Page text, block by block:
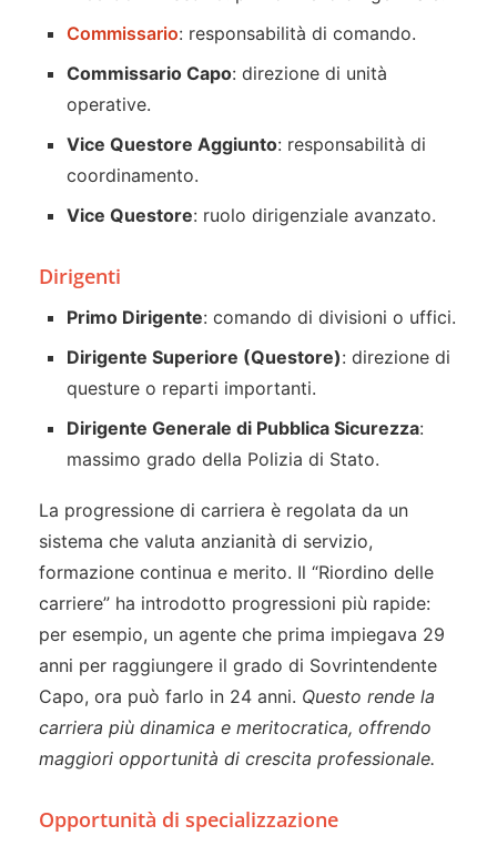
Commissario: responsabilità di comando.
Commissario Capo: direzione di unità
operative.
Vice Questore Aggiunto: responsabilità di
coordinamento.
Vice Questore: ruolo dirigenziale avanzato.
Dirigenti
Primo Dirigente: comando di divisioni o uffici.
Dirigente Superiore (Questore): direzione di
questure o reparti importanti.
Dirigente Generale di Pubblica Sicurezza:
massimo grado della Polizia di Stato.
La progressione di carriera è regolata da un
sistema che valuta anzianità di servizio,
formazione continua e merito. Il “Riordino delle
carriere” ha introdotto progressioni più rapide:
per esempio, un agente che prima impiegava 29
anni per raggiungere il grado di Sovrintendente
Capo, ora può farlo in 24 anni. Questo rende la
carriera più dinamica e meritocratica, offrendo
maggiori opportunità di crescita professionale.
Opportunità di specializzazione